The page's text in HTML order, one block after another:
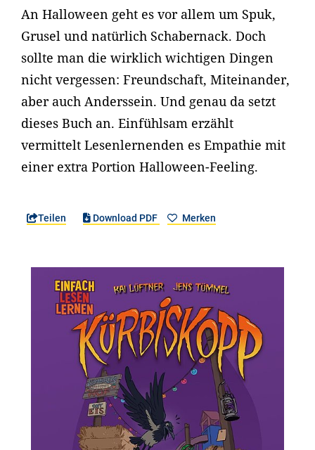
An Halloween geht es vor allem um Spuk,
Grusel und natürlich Schabernack. Doch
sollte man die wirklich wichtigen Dingen
nicht vergessen: Freundschaft, Miteinander,
aber auch Anderssein. Und genau da setzt
dieses Buch an. Einfühlsam erzählt
vermittelt Lesenlernenden es Empathie mit
einer extra Portion Halloween-Feeling.
Teilen Download PDF Merken